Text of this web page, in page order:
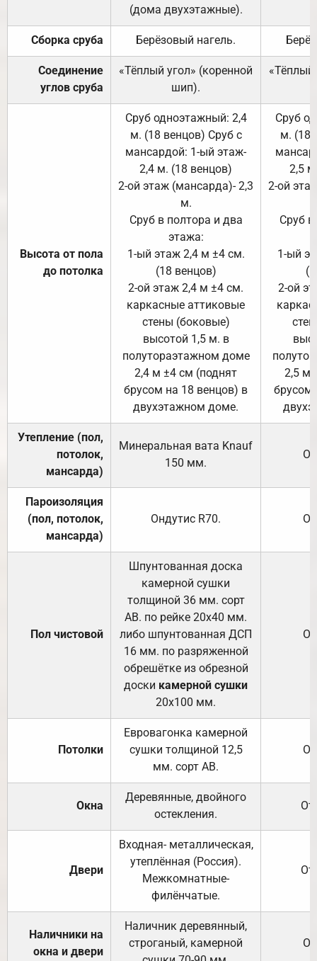
(дома двухэтажные).
Сборка сруба Берёзовый нагель.
Соединение
углов сруба
«Тёплый угол» (коренной
шип).
«Тёплый
Высота от пола
до потолка
Сруб одноэтажный: 2,4
м. (18 венцов) Сруб с
мансардой: 1-ый этаж-
2,4 м. (18 венцов)
2-ой этаж (мансарда)- 2,3
м.
Сруб в полтора и два
этажа:
1-ый этаж 2,4 м ±4 см.
(18 венцов)
2-ой этаж 2,4 м ±4 см.
каркасные аттиковые
стены (боковые)
высотой 1,5 м. в
полутораэтажном доме
2,4 м ±4 см (поднят
брусом на 18 венцов) в
двухэтажном доме.
Сруб
м. (18
2,5
2-ой
Сруб
1-ый
2-ой
2,5 м
брусом
Утепление (пол,
потолок,
мансарда)
Минеральная вата Knauf
150 мм.
Пароизоляция
(пол, потолок,
мансарда)
Ондутис R70.
Пол чистовой
Шпунтованная доска
камерной сушки
толщиной 36 мм. сорт
АВ. по рейке 20х40 мм.
либо шпунтованная ДСП
16 мм. по разряженной
обрешётке из обрезной
доски камерной сушки
20х100 мм.
Потолки
Евровагонка камерной
сушки толщиной 12,5
мм. сорт АВ.
Окна
Деревянные, двойного
остекления.
Двери
Входная- металлическая,
утеплённая (Россия).
Межкомнатные-
филёнчатые.
Наличники на
окна и двери
Наличник деревянный,
строганый, камерной